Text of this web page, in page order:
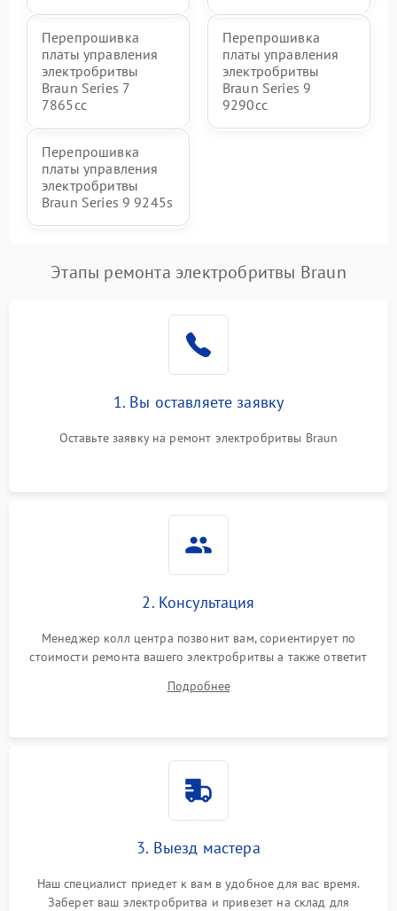
Перепрошивка
платы управления
электробритвы
Braun Series 7
7865cc
Перепрошивка
платы управления
электробритвы
Braun Series 9
9290cc
Перепрошивка
платы управления
электробритвы
Braun Series 9 9245s
Этапы ремонта электробритвы Braun
1. Вы оставляете заявку
Оставьте заявку на ремонт электробритвы Braun
2. Консультация
Менеджер колл центра позвонит вам, сориентирует по
стоимости ремонта вашего электробритвы а также ответит
Подробнее
3. Выезд мастера
Наш специалист приедет к вам в удобное для вас время.
Заберет ваш электробритва и привезет на склад для